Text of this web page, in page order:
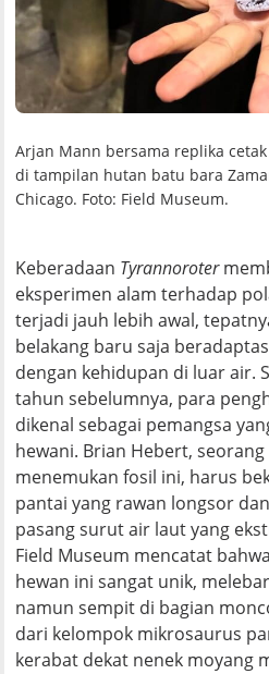
Arjan Mann bersama replika
di tampilan hutan batu bara
Chicago. Foto: Field Museum.
Keberadaan Tyrannoroter
eksperimen alam terhadap
terjadi jauh lebih awal,
belakang baru saja
dengan kehidupan di luar air.
tahun sebelumnya, para
dikenal sebagai pemangsa
hewani. Brian Hebert,
menemukan fosil ini, harus
pantai yang rawan longsor
pasang surut air laut yang
Field Museum mencatat
hewan ini sangat unik,
namun sempit di bagian
dari kelompok mikrosaurus
kerabat dekat nenek moyang